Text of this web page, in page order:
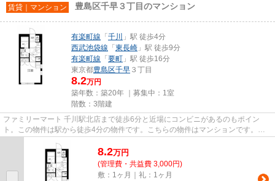
賃貸｜マンション 豊島区千早３丁目のマンション
有楽町線 「 千川
」駅 徒歩4分
西武池袋線 「 東長崎 」駅 徒歩9分
有楽町線 「 要町 」駅 徒歩16分
東京都豊島区千早 ３丁目
8.2万円
築年数：築20年 ｜募集中： 1室
階数：3階建
ファミリーマート 千川駅北店まで徒歩6分と近場にコンビニがあるのもポイン
ト。この物件は駅から徒歩4分の物件です。こちらの物件はマンションです。こ
8.2万円
(管理費・共益費 3,000円)
敷：1ヶ月｜礼：1ヶ月